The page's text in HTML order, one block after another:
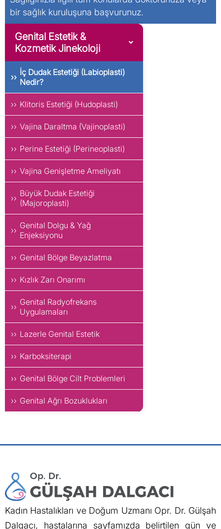
hafta dikişler erimiş olur.
bir sağlık kuruluşuna başvurunuz.
Genital Estetik &
Kozmetik Jinekoloji
İç Dudak Estetiği (Labioplasti)
Nedir?
Klitoris Estetiği (Hudoplasti)
Vajina Daraltma (Vajinoplasti)
Perine Estetiği (Perineoplasti)
Vajina Genişletme Ameliyatı
Büyük Dudak Estetiği
(Majoroplasti)
Genital Dolgu & Yağ
Enjeksiyonu
Genital Bölge Beyazlatma
Kızlık Zarı Onarımı
Genital Radyofrekans
Uygulamaları
Lazerle Genital Estetik
Karboksiterapi
Genital Bölge Cilt Problemleri
Genital Ağrı Bozuklukları
Kadın Hastalıkları ve Doğum Uzmanı Opr. Dr. Gülşah
Dalgacı, hastalarına sayfamızda belirtilen gün ve